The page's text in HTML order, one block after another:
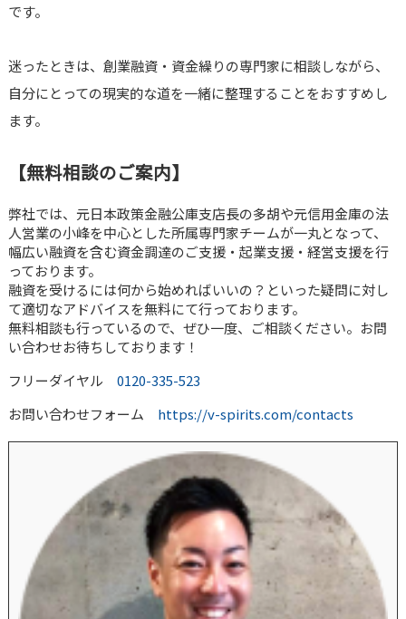
です。
迷ったときは、創業融資・資金繰りの専門家に相談しながら、
自分にとっての現実的な道を一緒に整理することをおすすめし
ます。
【無料相談のご案内】
弊社では、元日本政策金融公庫支店長の多胡や元信用金庫の法
人営業の小峰を中心とした所属専門家チームが一丸となって、
幅広い融資を含む資金調達のご支援・起業支援・経営支援を行
っております。
融資を受けるには何から始めればいいの？といった疑問に対し
て適切なアドバイスを無料にて行っております。
無料相談も行っているので、ぜひ一度、ご相談ください。お問
い合わせお待ちしております！
フリーダイヤル 0120-335-523
お問い合わせフォーム https://v-spirits.com/contacts